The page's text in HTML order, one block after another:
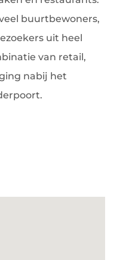
buurtbewoners,
uit heel
van retail,
nabij het